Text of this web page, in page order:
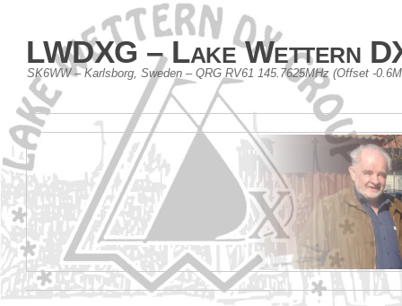
LWDXG – Lake Wettern
SK6WW – Karlsborg, Sweden – QRG RV61 145.7625MHz (Offset -